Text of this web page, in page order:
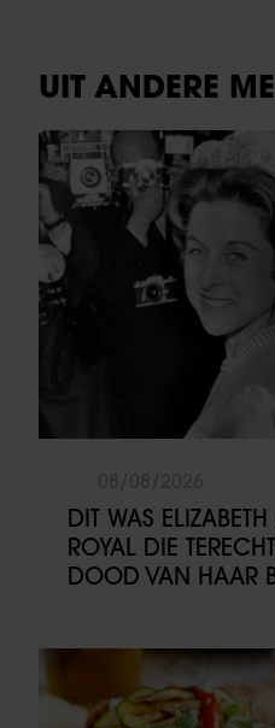
UIT ANDERE
DIT WAS
ROYAL DIE
DOOD VAN HAAR